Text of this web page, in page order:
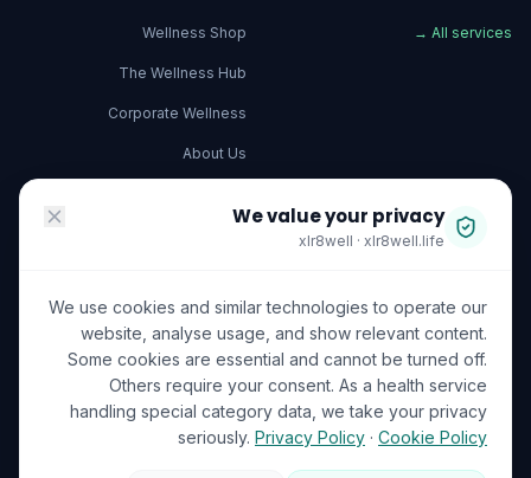
All services
→
Wellness Shop
The Wellness Hub
Corporate Wellness
About Us
Contact Us
Terms of Service
We value your privacy
xlr8well · xlr8well.life
We use cookies and similar technologies to operate our
website, analyse usage, and show relevant content.
Some cookies are essential and cannot be turned off.
Others require your consent. As a health service
handling special category data, we take your privacy
seriously. Privacy Policy · Cookie Policy